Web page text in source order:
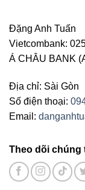
Đặng Anh Tuấn
Vietcombank:
Á CHÂU BANK
Địa chỉ: Sài Gòn
Số điện thoại:
Email:
Theo dõi chúng